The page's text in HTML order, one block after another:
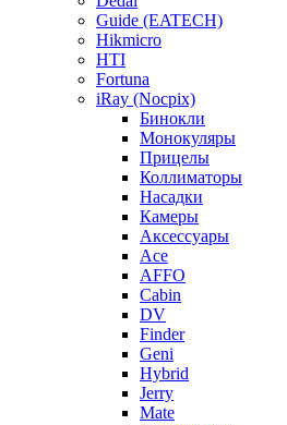
Guide (EATECH)
Hikmicro
HTI
Fortuna
iRay (Nocpix)
Бинокли
Монокуляры
Прицелы
Коллиматоры
Насадки
Камеры
Аксессуары
Ace
AFFO
Cabin
DV
Finder
Geni
Hybrid
Jerry
Mate